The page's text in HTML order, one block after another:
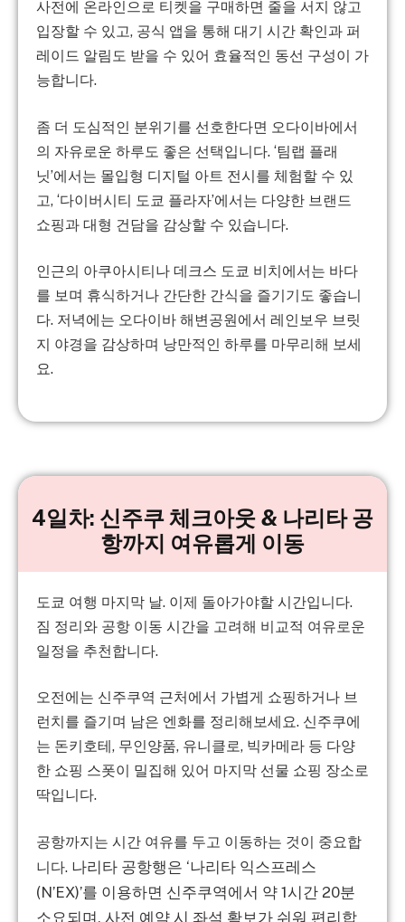
사전에 온라인으로 티켓을 구매하면 줄을 서지 않고
입장할 수 있고, 공식 앱을 통해 대기 시간 확인과 퍼
레이드 알림도 받을 수 있어 효율적인 동선 구성이 가
능합니다.
좀 더 도심적인 분위기를 선호한다면 오다이바에서
의 자유로운 하루도 좋은 선택입니다. ‘팀랩 플래
닛’에서는 몰입형 디지털 아트 전시를 체험할 수 있
고, ‘다이버시티 도쿄 플라자’에서는 다양한 브랜드
쇼핑과 대형 건담을 감상할 수 있습니다.
인근의 아쿠아시티나 데크스 도쿄 비치에서는 바다
를 보며 휴식하거나 간단한 간식을 즐기기도 좋습니
다. 저녁에는 오다이바 해변공원에서 레인보우 브릿
지 야경을 감상하며 낭만적인 하루를 마무리해 보세
요.
4일차: 신주쿠 체크아웃 & 나리타 공
항까지 여유롭게 이동
도쿄 여행 마지막 날. 이제 돌아가야할 시간입니다.
짐 정리와 공항 이동 시간을 고려해 비교적 여유로운
일정을 추천합니다.
오전에는 신주쿠역 근처 에서 가볍게 쇼핑하거나 브
런치를 즐기며 남은 엔화를 정리해보세요. 신주쿠에
는 돈키호테, 무인양품, 유니클로, 빅카메라 등 다양
한 쇼핑 스폿이 밀집해 있어 마지막 선물 쇼핑 장소로
딱입니다.
공항까지는 시간 여유를 두고 이동하는 것이 중요합
니다. 나리타 공항행은 ‘나리타 익스프레스
(N’EX)’를 이용하면 신주쿠역에서 약 1시간 20분
소요되며, 사전 예약 시 좌석 확보가 쉬워 편리합